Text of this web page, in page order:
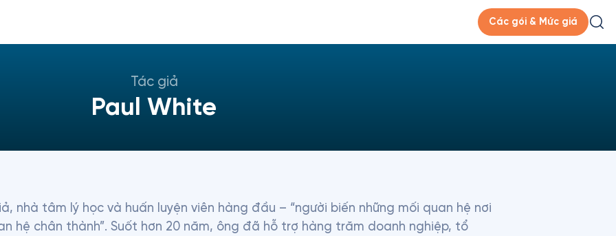
Các gói & Mức giá
Tác giả
Paul White
nhà tâm lý học và huấn luyện viên hàng đầu – “người biến những mối quan hệ nơi
hệ chân thành”. Suốt hơn 20 năm, ông đã hỗ trợ hàng trăm doanh nghiệp, tổ